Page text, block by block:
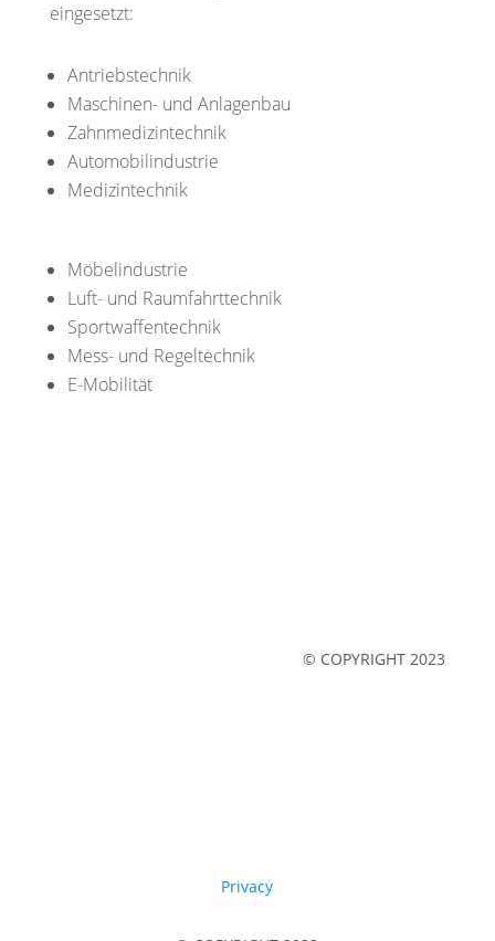
eingesetzt:
Antriebstechnik
Maschinen- und Anlagenbau
Zahnmedizintechnik
Automobilindustrie
Medizintechnik
Möbelindustrie
Luft- und Raumfahrttechnik
Sportwaffentechnik
Mess- und Regeltechnik
E-Mobilität
© COPYRIGHT 2023
Privacy